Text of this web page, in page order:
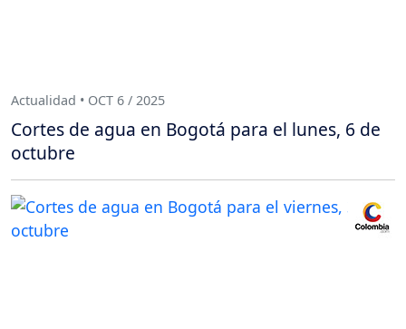
Actualidad • OCT 6 / 2025
Cortes de agua en Bogotá para el lunes, 6 de
octubre